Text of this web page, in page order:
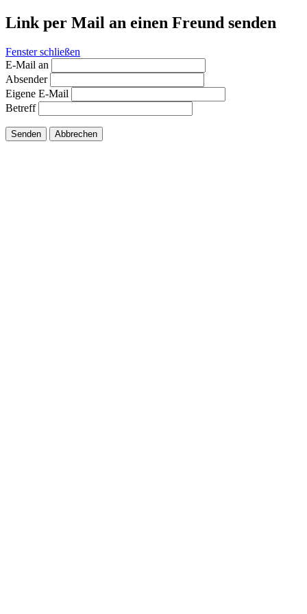
Link per Mail an einen Freund senden
Fenster schließen
E-Mail an
Absender
Eigene E-Mail
Betreff
Senden Abbrechen